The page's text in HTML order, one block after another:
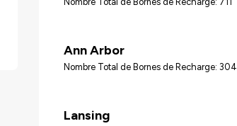
Ann Arbor
Nombre Total de Bornes de Recharge: 304
Lansing